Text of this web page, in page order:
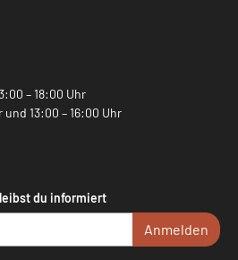
– 18:00 Uhr
13:00 – 16:00 Uhr
du informiert
Anmelden